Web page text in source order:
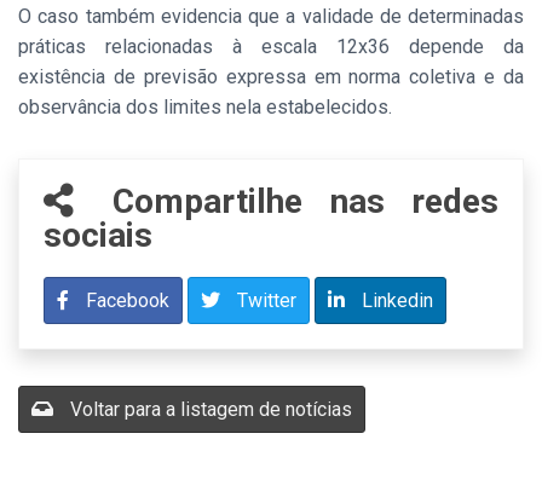
O caso também evidencia que a validade de determinadas
práticas relacionadas à escala 12x36 depende da
existência de previsão expressa em norma coletiva e da
observância dos limites nela estabelecidos.
Compartilhe nas redes
sociais
Facebook Twitter Linkedin
Voltar para a listagem de notícias